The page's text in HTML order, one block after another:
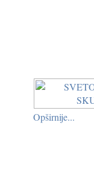
Opširnije...